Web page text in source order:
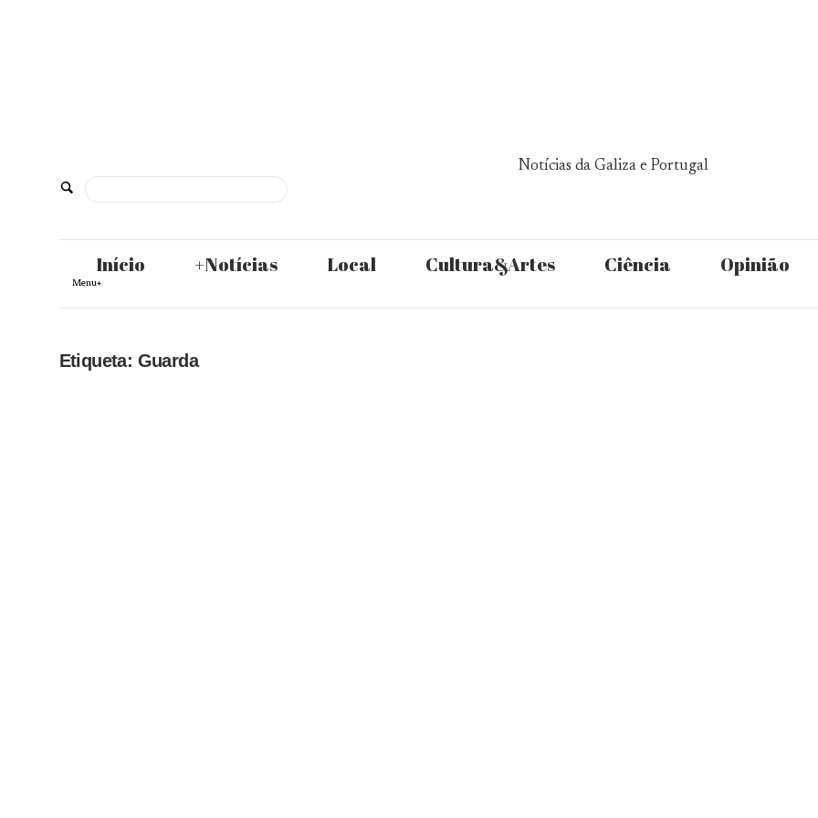
De
Norte
a
Sul
Notícias da Galiza e Portugal
Início +Notícias Local Cultura&Artes Ciência Opinião
Menu+
Etiqueta: Guarda